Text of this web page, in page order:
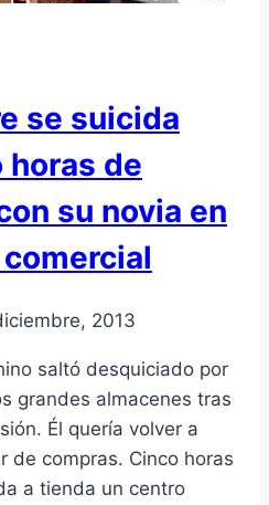
se suicida
de
su novia en
2013
saltó desquiciado por
grandes almacenes tras
Él quería volver a
de compras. Cinco horas
a tienda un centro